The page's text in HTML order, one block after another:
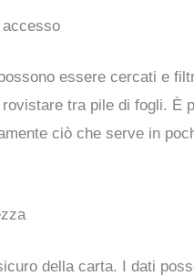
essere cercati e
tra pile di fogli. È
ciò che serve in
della carta. I dati